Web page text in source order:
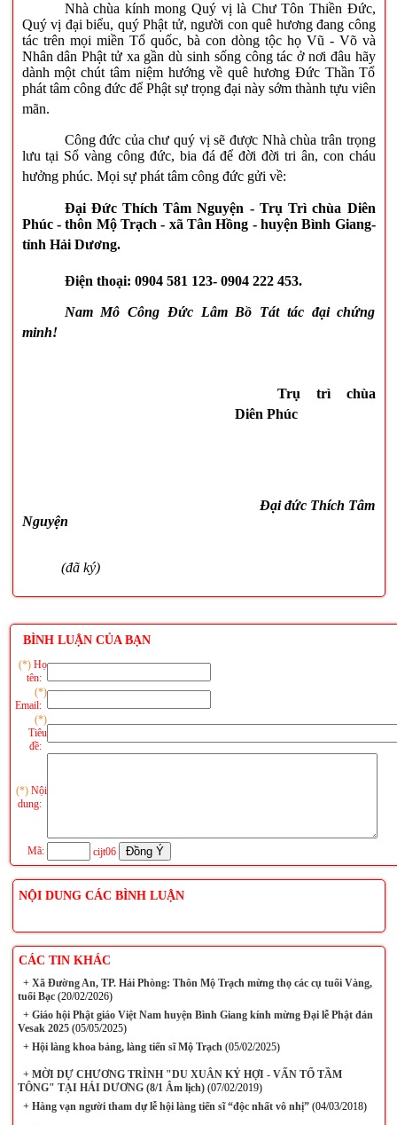
Nhà chùa kính mong Quý vị là Chư Tôn Thiền Đức,
Quý vị đại biểu, quý Phật tử, người con quê hương đang công
tác trên mọi miền Tổ quốc, bà con dòng tộc họ Vũ - Võ và
Nhân dân Phật tử xa gần dù sinh sống công tác ở nơi đâu hãy
dành một chút tâm niệm hướng về quê hương Đức Thần Tổ
phát tâm công đức để Phật sự trọng đại này sớm thành tựu viên
mãn.
Công đức của chư quý vị sẽ được Nhà chùa trân trọng
lưu tại Sổ vàng công đức, bia đá để đời đời tri ân, con cháu
hưởng phúc. Mọi sự phát tâm công đức gửi về:
Đại Đức Thích Tâm Nguyện - Trụ Trì chùa Diên
Phúc - thôn Mộ Trạch - xã Tân Hồng - huyện Bình Giang-
tỉnh Hải Dương.
Điện thoại: 0904 581 123- 0904 222 453.
NamMô Công Đức Lâm Bồ Tát tác đại chứng
minh!
Trụ trì chùa
Diên Phúc
Đại đức Thích Tâm
Nguyện
(đã ký)
BÌNH LUẬN CỦA BẠN
(*) Họ
tên:
(*)
Email:
(*)
Tiêu
đề:
(*) Nội
dung:
Mã: cijt06
NỘI DUNG CÁC BÌNH LUẬN
CÁC TIN KHÁC
+Xã Đường An, TP. Hải Phòng: Thôn Mộ Trạch mừng thọ các cụ tuổi Vàng,
tuổi Bạc(20/02/2026)
+Giáo hội Phật giáo Việt Nam huyện Bình Giang kính mừng Đại lễ Phật đản
Vesak 2025(05/05/2025)
+Hội làng khoa bảng, làng tiến sĩ Mộ Trạch(05/02/2025)
+MỜI DỰ CHƯƠNG TRÌNH "DU XUÂN KỶ HỢI - VẤN TỔ TẦM
TÔNG" TẠI HẢI DƯƠNG (8/1 Âm lịch)(07/02/2019)
+Hàng vạn người tham dự lễ hội làng tiến sĩ “độc nhất vô nhị”(04/03/2018)